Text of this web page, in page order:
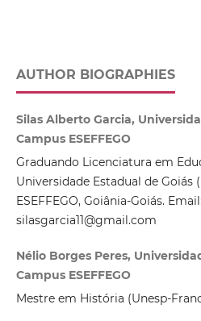
AUTHOR BIOGRAPHIES
Silas Alberto Garcia,
Campus ESEFFEGO
Graduando Licenciatura em
Universidade Estadual de Goiás
ESEFFEGO, Goiânia-Goiás. Email:
silasgarcia11@gmail.com
Nélio Borges Peres,
Campus ESEFFEGO
Mestre em História (Unesp-